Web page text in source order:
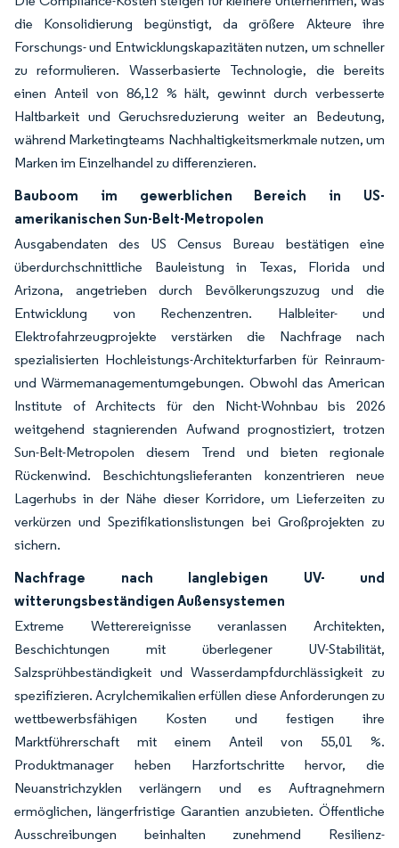
die Konsolidierung begünstigt, da größere Akteure ihre
Forschungs- und Entwicklungskapazitäten nutzen, um schneller
zu reformulieren. Wasserbasierte Technologie, die bereits
einen Anteil von 86,12 % hält, gewinnt durch verbesserte
Haltbarkeit und Geruchsreduzierung weiter an Bedeutung,
während Marketingteams Nachhaltigkeitsmerkmale nutzen, um
Marken im Einzelhandel zu differenzieren.
Bauboom im gewerblichen Bereich in US-
amerikanischen Sun-Belt-Metropolen
Ausgabendaten des US Census Bureau bestätigen eine
überdurchschnittliche Bauleistung in Texas, Florida und
Arizona, angetrieben durch Bevölkerungszuzug und die
Entwicklung von Rechenzentren. Halbleiter- und
Elektrofahrzeugprojekte verstärken die Nachfrage nach
spezialisierten Hochleistungs-Architekturfarben für Reinraum-
und Wärmemanagementumgebungen. Obwohl das American
Institute of Architects für den Nicht-Wohnbau bis 2026
weitgehend stagnierenden Aufwand prognostiziert, trotzen
Sun-Belt-Metropolen diesem Trend und bieten regionale
Rückenwind. Beschichtungslieferanten konzentrieren neue
Lagerhubs in der Nähe dieser Korridore, um Lieferzeiten zu
verkürzen und Spezifikationslistungen bei Großprojekten zu
sichern.
Nachfrage nach langlebigen UV- und
witterungsbeständigen Außensystemen
Extreme Wetterereignisse veranlassen Architekten,
Beschichtungen mit überlegener UV-Stabilität,
Salzsprühbeständigkeit und Wasserdampfdurchlässigkeit zu
spezifizieren. Acrylchemikalien erfüllen diese Anforderungen zu
wettbewerbsfähigen Kosten und festigen ihre
Marktführerschaft mit einem Anteil von 55,01 %.
Produktmanager heben Harzfortschritte hervor, die
Neuanstrichzyklen verlängern und es Auftragnehmern
ermöglichen, längerfristige Garantien anzubieten. Öffentliche
Ausschreibungen beinhalten zunehmend Resilienz-